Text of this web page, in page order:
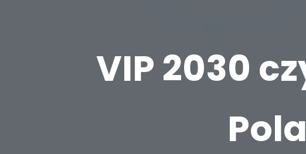
VIP 2030